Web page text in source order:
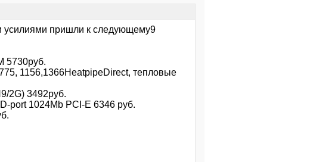
усилиями пришли к следующему9
5730руб.
1156,1366HeatpipeDirect, тепловые
2G) 3492руб.
port 1024Mb РCI-E 6346 руб.